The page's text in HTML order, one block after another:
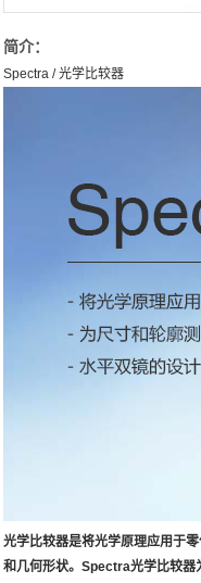
简介：
Spectra / 光学比较器
光学比较器是将光学原理应用于
和几何形状。 Spectra光学比较器